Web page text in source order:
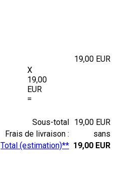
X
19,00
EUR
=
19,00 EUR
Sous-total 19,00 EUR
Frais de livraison :
sans
Total (estimation)** 19,00 EUR